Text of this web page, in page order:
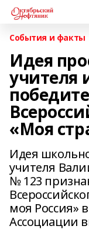
События и факты
Идея
учителя
«Моя
Идея
учителя
№ 123
моя Россия»
Ассоциации